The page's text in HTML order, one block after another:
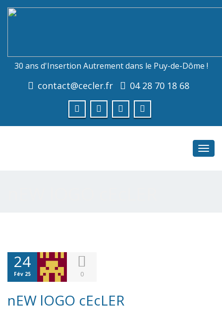
30 ans d'Insertion Autrement dans le Puy-de-Dôme !
contact@cecler.fr 04 28 70 18 68
24
Fév 25 0
nEW lOGO cEcLER